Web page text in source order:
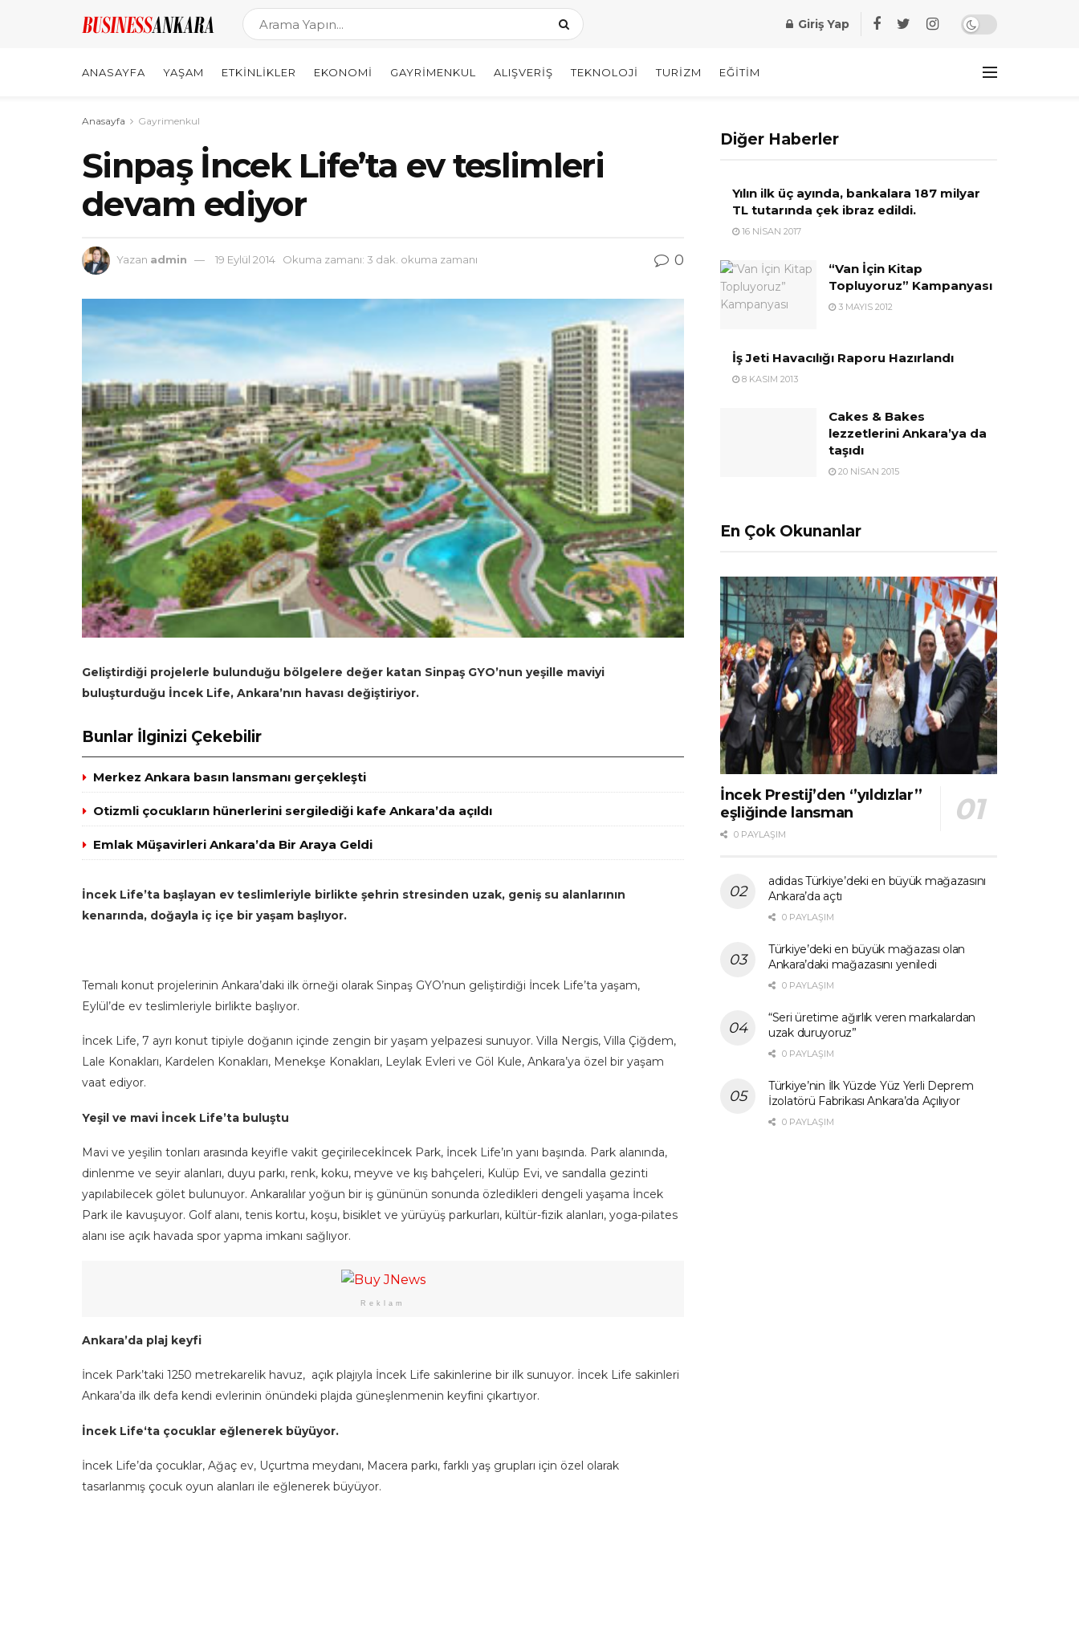
Giriş Yap
ANASAYFA YAŞAM ETKINLIKLER EKONOMI GAYRIMENKUL ALIŞVERIŞ TEKNOLOJI TURIZM EĞITIM
Anasayfa Gayrimenkul
Sinpaş İncek Life’ta ev teslimleri
devam ediyor
Yazan admin 19 Eylül 2014 Okuma zamanı: 3 dak. okuma zamanı 0
Geliştirdiği projelerle bulunduğu bölgelere değer katan Sinpaş GYO’nun yeşille maviyi
buluşturduğu İncek Life, Ankara’nın havası değiştiriyor.
Bunlar İlginizi Çekebilir
Merkez Ankara basın lansmanı gerçekleşti
Otizmli çocukların hünerlerini sergilediği kafe Ankara’da açıldı
Emlak Müşavirleri Ankara’da Bir Araya Geldi
İncek Life’ta başlayan ev teslimleriyle birlikte şehrin stresinden uzak, geniş su alanlarının
kenarında, doğayla iç içe bir yaşam başlıyor.
Temalı konut projelerinin Ankara’daki ilk örneği olarak Sinpaş GYO’nun geliştirdiği İncek Life’ta yaşam,
Eylül’de ev teslimleriyle birlikte başlıyor.
İncek Life, 7 ayrı konut tipiyle doğanın içinde zengin bir yaşam yelpazesi sunuyor. Villa Nergis, Villa Çiğdem,
Lale Konakları, Kardelen Konakları, Menekşe Konakları, Leylak Evleri ve Göl Kule, Ankara’ya özel bir yaşam
vaat ediyor.
Yeşil ve mavi İncek Life’ta buluştu
Mavi ve yeşilin tonları arasında keyifle vakit geçirilecekİncek Park, İncek Life’ın yanı başında. Park alanında,
dinlenme ve seyir alanları, duyu parkı, renk, koku, meyve ve kış bahçeleri, Kulüp Evi, ve sandalla gezinti
yapılabilecek gölet bulunuyor. Ankaralılar yoğun bir iş gününün sonunda özledikleri dengeli yaşama İncek
Park ile kavuşuyor. Golf alanı, tenis kortu, koşu, bisiklet ve yürüyüş parkurları, kültür-fizik alanları, yoga-pilates
alanı ise açık havada spor yapma imkanı sağlıyor.
Reklam
Ankara’da plaj keyfi
İncek Park’taki 1250 metrekarelik havuz, açık plajıyla İncek Life sakinlerine bir ilk sunuyor. İncek Life sakinleri
Ankara’da ilk defa kendi evlerinin önündeki plajda güneşlenmenin keyfini çıkartıyor.
İncek Life‘ta çocuklar eğlenerek büyüyor.
İncek Life’da çocuklar, Ağaç ev, Uçurtma meydanı, Macera parkı, farklı yaş grupları için özel olarak
tasarlanmış çocuk oyun alanları ile eğlenerek büyüyor.
Diğer Haberler
Yılın ilk üç ayında, bankalara 187 milyar
TL tutarında çek ibraz edildi.
16 NISAN 2017
“Van İçin Kitap
Topluyoruz” Kampanyası
3 MAYIS 2012
İş Jeti Havacılığı Raporu Hazırlandı
8 KASIM 2013
Cakes & Bakes
lezzetlerini Ankara’ya da
taşıdı
20 NISAN 2015
En Çok Okunanlar
İncek Prestij’den ‘’yıldızlar’’
eşliğinde lansman
0 PAYLAŞIM
adidas Türkiye’deki en büyük mağazasını
Ankara’da açtı
0 PAYLAŞIM
Türkiye’deki en büyük mağazası olan
Ankara’daki mağazasını yeniledi
0 PAYLAŞIM
“Seri üretime ağırlık veren markalardan
uzak duruyoruz”
0 PAYLAŞIM
Türkiye’nin İlk Yüzde Yüz Yerli Deprem
İzolatörü Fabrikası Ankara’da Açılıyor
0 PAYLAŞIM